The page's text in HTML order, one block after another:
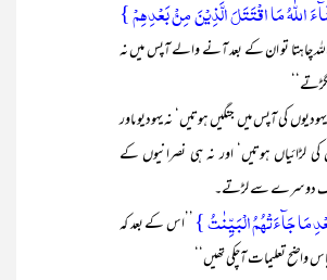
اللّٰہُ مَا اقۡتَتَلَ الَّذِیۡنَ مِنۡۢ بَعۡدِہِمۡ }
اللہ چاہتا تو ان کے بعد آنے والے آپس میں نہ
یہودیوں کی آپس میں جنگیں ہوتیں‘ نہ یہودیوںاور
کی لڑائیاں ہوتیں‘ اور نہ ہی نصرانیوں کے
دوسرے سے لڑتے۔
مَا جَآءَتۡہُمُ الۡبَیِّنٰتُ } ’’اس کے بعد کہ
تعلیمات آچکی تھیں‘‘